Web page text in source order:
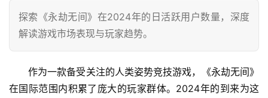
探索《永劫无间》在2024年的日活跃用户数量，深度
解读游戏市场表现与玩家趋势。
作为一款备受关注的人类姿势竞技游戏，《永劫无间》
在国际范围内积累了庞大的玩家群体。2024年的到来为这